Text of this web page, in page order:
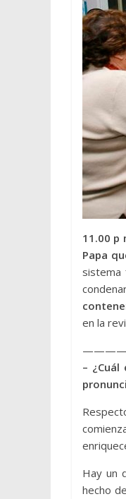
11.00 p
Papa
sistema
en la
–
Hay un
hecho